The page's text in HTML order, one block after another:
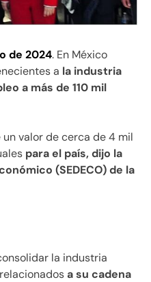
de 2024. En México
a la industria
a más de 110 mil
valor de cerca de 4 mil
para el país, dijo la
(SEDECO) de la
la industria
a su cadena